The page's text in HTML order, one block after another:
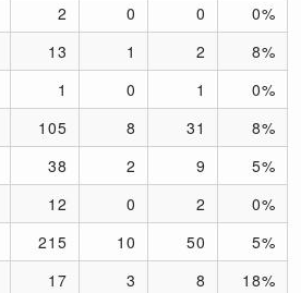
2 0 0
0%
13 1 2
8%
1 0 1
0%
105 8 31
8%
38 2 9
5%
12 0 2
0%
215 10 50
5%
17 3 8
18%